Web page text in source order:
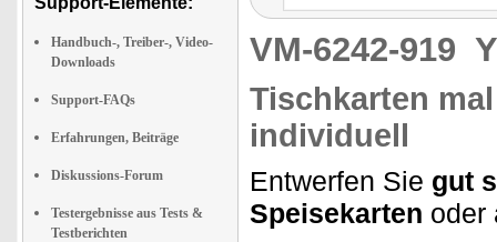
Handbuch-, Treiber-, Video-
Downloads
Support-FAQs
Erfahrungen, Beiträge
Diskussions-Forum
Testergebnisse aus Tests &
Testberichten
VM-6242-919
Tischkarten
individuell
Entwerfen Sie gut
Speisekarten oder